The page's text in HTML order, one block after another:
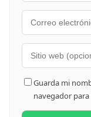
Guarda mi
navegador